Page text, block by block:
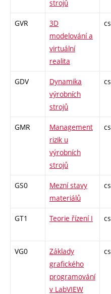
strojů
GVR
3D
modelování a
virtuální
realita
cs
GDV
Dynamika
výrobních
strojů
cs
GMR
Management
rizik u
výrobních
strojů
cs
GS0
Mezní stavy
materiálů
cs
GT1 Teorie řízení I cs
VG0
Základy
grafického
programování
v LabVIEW
cs